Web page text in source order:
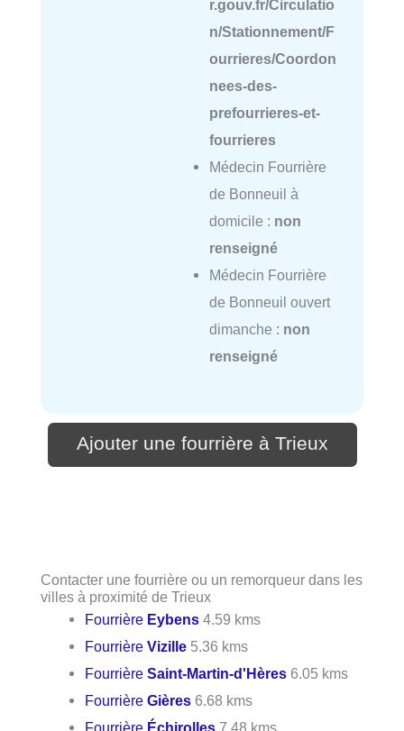
r.gouv.fr/Circulatio
n/Stationnement/F
ourrieres/Coordon
nees-des-
prefourrieres-et-
fourrieres
Médecin Fourrière
de Bonneuil à
domicile : non
renseigné
Médecin Fourrière
de Bonneuil ouvert
dimanche : non
renseigné
Ajouter une fourrière à Trieux
Contacter une fourrière ou un remorqueur dans les
villes à proximité de Trieux
Fourrière Eybens 4.59 kms
FourrièreVizille 5.36 kms
FourrièreSaint-Martin-d'Hères 6.05 kms
FourrièreGières 6.68 kms
Fourrière Échirolles 7.48 kms